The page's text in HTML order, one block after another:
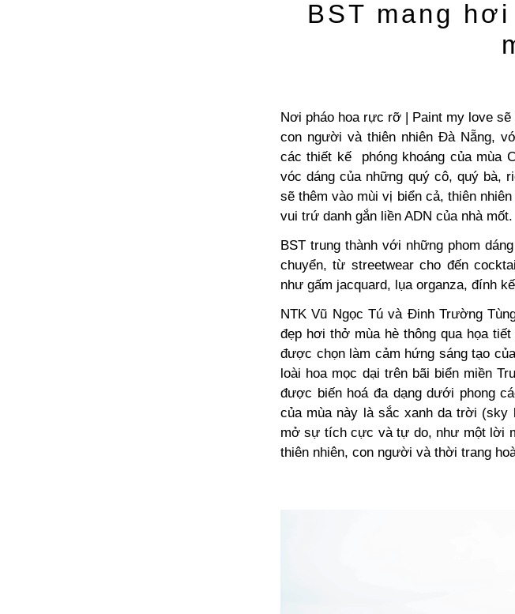
BST mang
Nơi pháo hoa rực rỡ | Paint my love sẽ
con người và thiên nhiên Đà Nẵng,
các thiết kế phóng khoáng của mùa
vóc dáng của những quý cô, quý bà,
sẽ thêm vào mùi vị biển cả, thiên
vui trứ danh gắn liền ADN của nhà mốt.
BST trung thành với những phom
chuyển, từ streetwear cho đến
như gấm jacquard, lụa organza, đính
NTK Vũ Ngọc Tú và Đinh Trường
đẹp hơi thở mùa hè thông qua họa
được chọn làm cảm hứng sáng tạo
loài hoa mọc dại trên bãi biển miền
được biến hoá đa dạng dưới phong
của mùa này là sắc xanh da trời (sky
mở sự tích cực và tự do, như một lời
thiên nhiên, con người và thời trang